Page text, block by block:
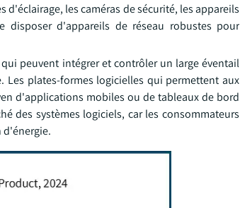
les caméras de sécurité, les appareils
disposer d'appareils de réseau robustes pour
peuvent intégrer et contrôler un large éventail
Les plates-formes logicielles qui permettent aux
d'applications mobiles ou de tableaux de bord
des systèmes logiciels, car les consommateurs
d'énergie.